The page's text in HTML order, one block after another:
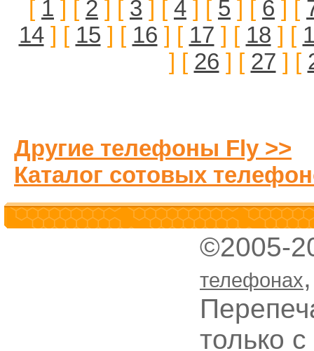
[ 1 ] [ 2 ] [ 3 ] [ 4 ] [ 5 ] [ 6 ] [
14] [ 15 ] [ 16 ] [ 17 ] [ 18 ] [
] [ 26 ] [ 27 ] [
Другие телефоны Fly >>
Каталог сотовых
©2005-
телефонах
только